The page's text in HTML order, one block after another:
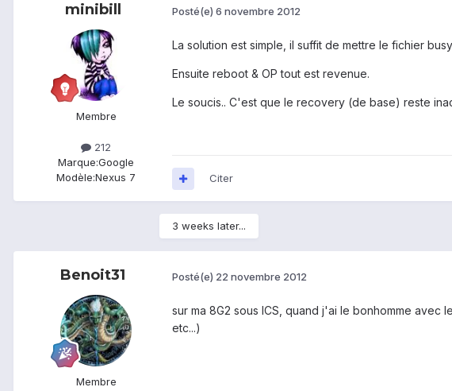
minibill
Membre
212
Marque:Google
Modèle:Nexus 7
Posté(e) 6 novembre 2012
La solution est simple, il suffit de mettre le fichier
Ensuite reboot & OP tout est revenue.
Le soucis.. C'est que le recovery (de base) reste
Citer
3 weeks later...
Benoit31
Membre
Posté(e) 22 novembre 2012
sur ma 8G2 sous ICS, quand j'ai le bonhomme
etc...)